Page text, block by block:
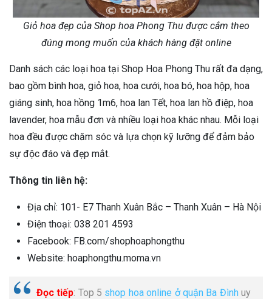
Giỏ hoa đẹp của Shop hoa Phong Thu được cắm theo
đúng mong muốn của khách hàng đặt online
Danh sách các loại hoa tại Shop Hoa Phong Thu rất đa dạng,
bao gồm bình hoa, giỏ hoa, hoa cưới, hoa bó, hoa hộp, hoa
giáng sinh, hoa hồng 1m6, hoa lan Tết, hoa lan hồ điệp, hoa
lavender, hoa mẫu đơn và nhiều loại hoa khác nhau. Mỗi loại
hoa đều được chăm sóc và lựa chọn kỹ lưỡng để đảm bảo
sự độc đáo và đẹp mắt.
Thông tin liên hệ:
Địa chỉ: 101- E7 Thanh Xuân Bắc – Thanh Xuân – Hà Nội
Điện thoại: 038 201 4593
Facebook: FB.com/shophoaphongthu
Website: hoaphongthu.moma.vn
Đọc tiếp: Top 5 shop hoa online ở quận Ba Đìnhuy